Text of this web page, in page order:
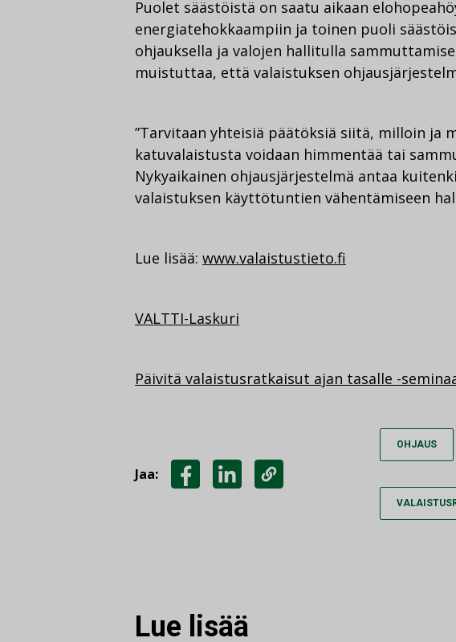
Puolet säästöistä on saatu aikaan
energiatehokkaampiin ja toinen puoli
ohjauksella ja valojen hallitulla
muistuttaa, että valaistuksen
”Tarvitaan yhteisiä päätöksiä siitä, milloin ja
katuvalaistusta voidaan himmentää tai
Nykyaikainen ohjausjärjestelmä antaa
valaistuksen käyttötuntien vähentämiseen
Lue lisää: www.valaistustieto.fi
VALTTI-Laskuri
Päivitä valaistusratkaisut ajan tasalle -
Jaa:
OHJAUS
Lue lisää